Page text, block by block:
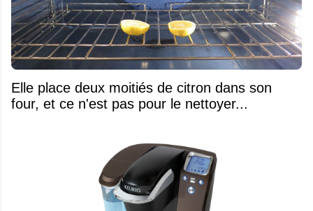
Elle place deux moitiés de citron dans son
four, et ce n'est pas pour le nettoyer...